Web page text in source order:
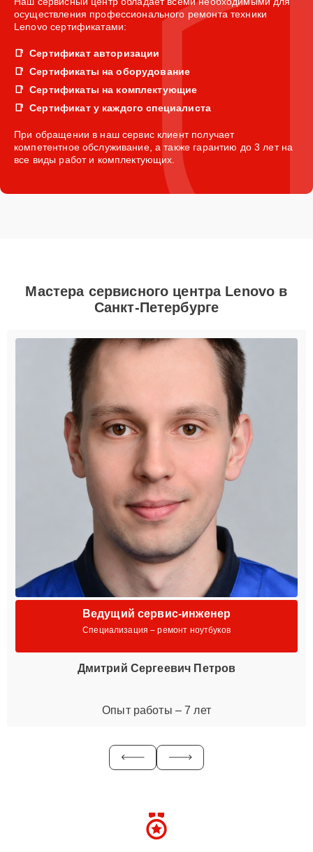
осуществления профессионального ремонта техники
Lenovo сертификатами:
Сертификат авторизации
Сертификаты на оборудование
Сертификаты на комплектующие
Сертификат у каждого специалиста
При обращении в наш сервис клиент получает
компетентное обслуживание, а также гарантию до 3 лет на
все виды работ и комплектующих.
Мастера сервисного центра Lenovo в
Санкт-Петербурге
Ведущий сервис-инженер
Специализация – ремонт ноутбуков
Дмитрий Сергеевич Петров
Опыт работы – 7 лет